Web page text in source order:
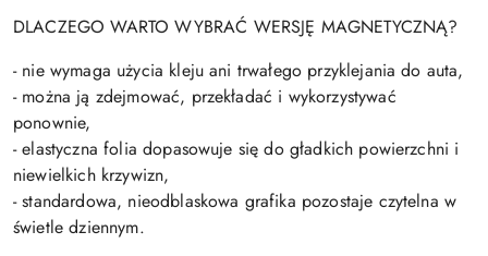
DLACZEGO WARTO WYBRAĆ WERSJĘ MAGNETYCZNĄ?
- nie wymaga użycia kleju ani trwałego przyklejania do auta,
- można ją zdejmować, przekładać i wykorzystywać
ponownie,
- elastyczna folia dopasowuje się do gładkich powierzchni i
niewielkich krzywizn,
- standardowa, nieodblaskowa grafika pozostaje czytelna w
świetle dziennym.